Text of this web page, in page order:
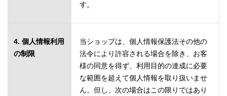
す。
4. 個人情報利用
の制限
当ショップは、個人情報保護法その他の
法令により許容される場合を除き、お客
様の同意を得ず、利用目的の達成に必要
な範囲を超えて個人情報を取り扱いませ
ん。但し、次の場合はこの限りではあり